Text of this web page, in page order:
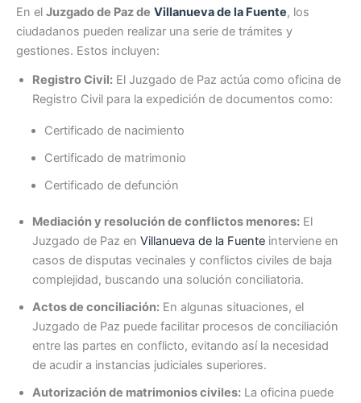
En el Juzgado de Paz de Villanueva de la Fuente, los
ciudadanos pueden realizar una serie de trámites y
gestiones. Estos incluyen:
Registro Civil: El Juzgado de Paz actúa como oficina de
Registro Civil para la expedición de documentos como:
Certificado de nacimiento
Certificado de matrimonio
Certificado de defunción
Mediación y resolución de conflictos menores: El
Juzgado de Paz en Villanueva de la Fuente interviene en
casos de disputas vecinales y conflictos civiles de baja
complejidad, buscando una solución conciliatoria.
Actos de conciliación: En algunas situaciones, el
Juzgado de Paz puede facilitar procesos de conciliación
entre las partes en conflicto, evitando así la necesidad
de acudir a instancias judiciales superiores.
Autorización de matrimonios civiles: La oficina puede